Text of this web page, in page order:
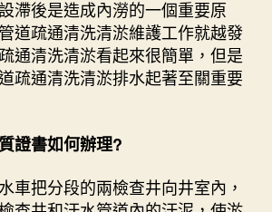
滯後是造成內澇的一個重要原
道疏通清洗清淤維護工作就越發
通清洗清淤看起來很簡單，但是
疏通清洗清淤排水起著至關重要
證書如何辦理?
車把分段的兩檢查井向井室內，